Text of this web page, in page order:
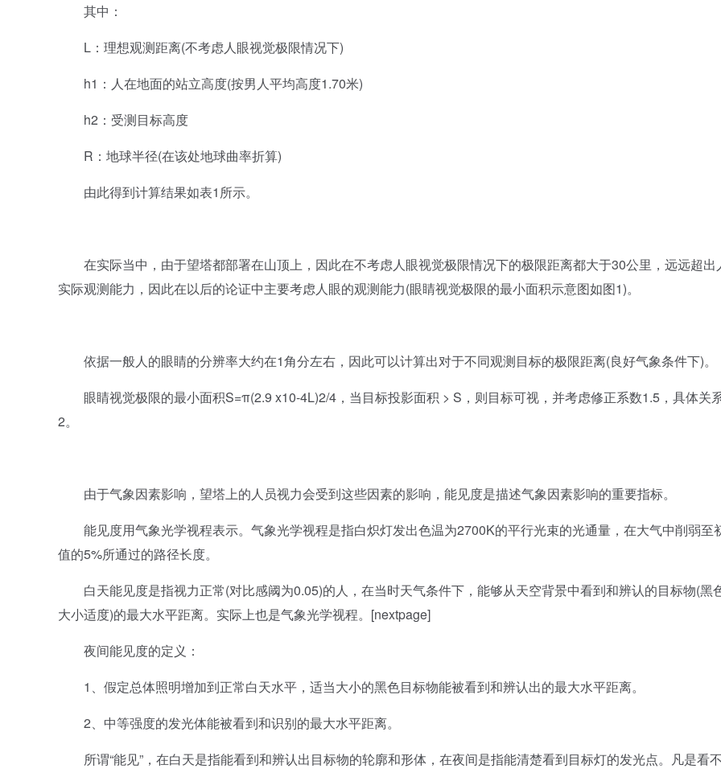
其中：
L：理想观测距离(不考虑人眼视觉极限情况下)
h1：人在地面的站立高度(按男人平均高度1.70米)
h2：受测目标高度
R：地球半径(在该处地球曲率折算)
由此得到计算结果如表1所示。
在实际当中，由于望塔都部署在山顶上，因此在不考虑人眼视觉极限情况下的极限距离都大于30公里，远远超出
实际观测能力，因此在以后的论证中主要考虑人眼的观测能力(眼睛视觉极限的最小面积示意图如图1)。
依据一般人的眼睛的分辨率大约在1角分左右，因此可以计算出对于不同观测目标的极限距离(良好气象条件下)。
眼睛视觉极限的最小面积S=π(2.9 x10-4L)2/4，当目标投影面积 > S，则目标可视，并考虑修正系数1.5，具体关
2。
由于气象因素影响，望塔上的人员视力会受到这些因素的影响，能见度是描述气象因素影响的重要指标。
能见度用气象光学视程表示。气象光学视程是指白炽灯发出色温为2700K的平行光束的光通量，在大气中削弱至
值的5%所通过的路径长度。
白天能见度是指视力正常(对比感阈为0.05)的人，在当时天气条件下，能够从天空背景中看到和辨认的目标物(黑
大小适度)的最大水平距离。实际上也是气象光学视程。[nextpage]
夜间能见度的定义：
1、假定总体照明增加到正常白天水平，适当大小的黑色目标物能被看到和辨认出的最大水平距离。
2、中等强度的发光体能被看到和识别的最大水平距离。
所谓“能见”，在白天是指能看到和辨认出目标物的轮廓和形体，在夜间是指能清楚看到目标灯的发光点。凡是看